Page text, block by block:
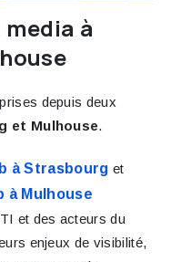
à
depuis deux
et Mulhouse.
à Strasbourg et
à Mulhouse
et des acteurs du
enjeux de visibilité,